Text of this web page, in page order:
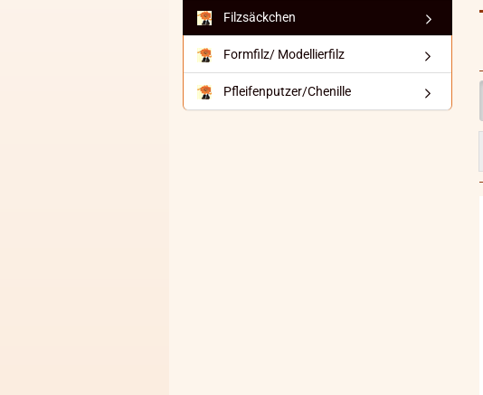
Filzsäckchen
Formfilz/ Modellierfilz
Pfleifenputzer/Chenille